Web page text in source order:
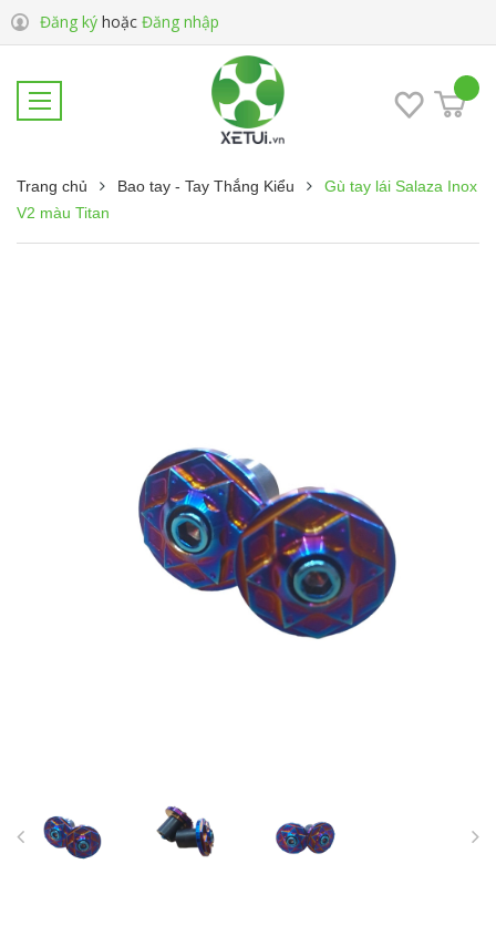
Đăng ký hoặc Đăng nhập
Trang chủ Bao tay - Tay Thắng Kiểu
Gù tay lái Salaza Inox
V2 màu Titan